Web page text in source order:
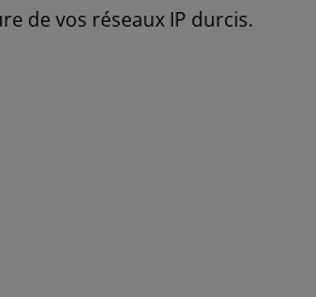
de vos réseaux IP durcis.